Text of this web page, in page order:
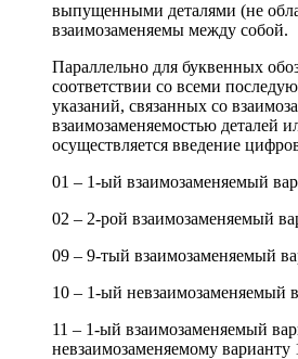
выпущенными деталями (не
взаимозаменяемы между собой.
Параллельно для буквенных
соответствии со всеми
указаний, связанных со
взаимозаменяемостью деталей
осуществляется введение
01 – 1-ый взаимозаменяемый
02 – 2-рой взаимозаменяемый
09 – 9-тый взаимозаменяемый
10 – 1-ый невзаимозаменяемый
11 – 1-ый взаимозаменяемый
невзаимозаменяемому варианту